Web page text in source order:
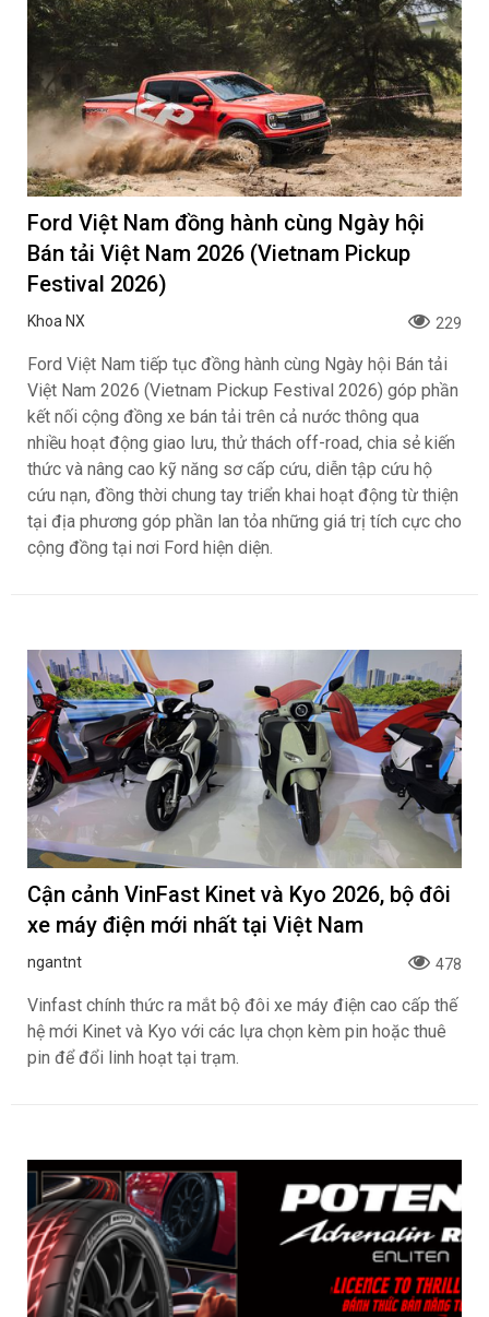
MINI Aceman 2026 có giá bán 2,419 tỷ đồng
tại Việt Nam
Khoa NX 374
THACO AUTO và MINI chính thức giới thiệu MINI Aceman
tại thị trường Việt Nam, tiếp tục hoàn thiện danh mục sản
phẩm của thương hiệu.
Ford Việt Nam đồng hành cùng Ngày hội
Bán tải Việt Nam 2026 (Vietnam Pickup
Ford Việt Nam tiếp tục đồng hành cùng Ngày hội Bán tải
Việt Nam 2026 (Vietnam Pickup Festival 2026) góp phần
kết nối cộng đồng xe bán tải trên cả nước thông qua
nhiều hoạt động giao lưu, thử thách off-road, chia sẻ kiến
thức và nâng cao kỹ năng sơ cấp cứu, diễn tập cứu hộ
cứu nạn, đồng thời chung tay triển khai hoạt động từ thiện
tại địa phương góp phần lan tỏa những giá trị tích cực cho
cộng đồng tại nơi Ford hiện diện.
Cận cảnh VinFast Kinet và Kyo 2026, bộ đôi
xe máy điện mới nhất tại Việt Nam
ngantnt
Vinfast chính thức ra mắt bộ đôi xe máy điện cao cấp thế